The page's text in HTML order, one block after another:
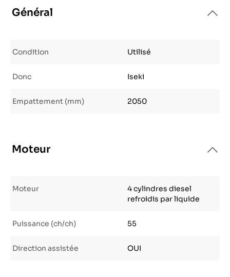
Général
Condition Utilisé
Donc Iseki
Empattement (mm) 2050
Moteur
Moteur
4 cylindres diesel
refroidis par liquide
Puissance (ch/ch) 55
Direction assistée OUI